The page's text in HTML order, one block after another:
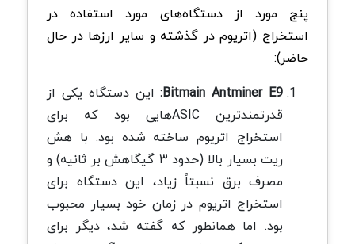
پنج مورد از دستگاه‌های مورد استفاده در
استخراج (اتریوم در گذشته و سایر ارزها در حال
حاضر):
Bitmain Antminer E9:این دستگاه یکی از
قدرتمندترین ASICهایی بود که برای
استخراج اتریوم ساخته شده بود. با هش
ریت بسیار بالا (حدود ۳ گیگاهش بر ثانیه) و
مصرف برق نسبتاً زیاد، این دستگاه برای
استخراج اتریوم در زمان خود بسیار محبوب
بود. اما همانطور که گفته شد، دیگر برای